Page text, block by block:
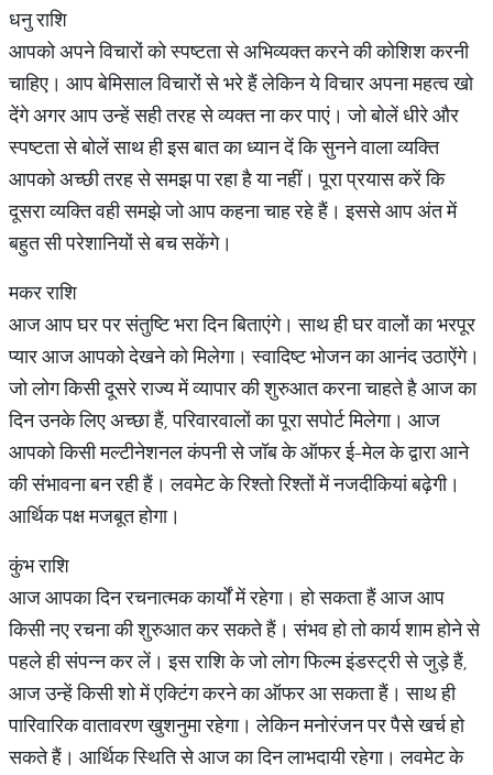
धनु राशि
आपको अपने विचारों को स्पष्टता से अभिव्यक्त करने की कोशिश करनी
चाहिए। आप बेमिसाल विचारों से भरे हैं लेकिन ये विचार अपना महत्व खो
देंगे अगर आप उन्हें सही तरह से व्यक्त ना कर पाएं। जो बोलें धीरे और
स्पष्टता से बोलें साथ ही इस बात का ध्यान दें कि सुनने वाला व्यक्ति
आपको अच्छी तरह से समझ पा रहा है या नहीं। पूरा प्रयास करें कि
दूसरा व्यक्ति वही समझे जो आप कहना चाह रहे हैं। इससे आप अंत में
बहुत सी परेशानियों से बच सकेंगे।
मकर राशि
आज आप घर पर संतुष्टि भरा दिन बिताएंगे। साथ ही घर वालों का भरपूर
प्यार आज आपको देखने को मिलेगा। स्वादिष्ट भोजन का आनंद उठाऐंगे।
जो लोग किसी दूसरे राज्य में व्यापार की शुरुआत करना चाहते है आज का
दिन उनके लिए अच्छा हैं, परिवारवालों का पूरा सपोर्ट मिलेगा। आज
आपको किसी मल्टीनेशनल कंपनी से जॉब के ऑफर ई-मेल के द्वारा आने
की संभावना बन रही हैं। लवमेट के रिश्तो रिश्तों में नजदीकियां बढ़ेगी।
आर्थिक पक्ष मजबूत होगा।
कुंभ राशि
आज आपका दिन रचनात्मक कार्यों में रहेगा। हो सकता हैं आज आप
किसी नए रचना की शुरुआत कर सकते हैं। संभव हो तो कार्य शाम होने से
पहले ही संपन्न कर लें। इस राशि के जो लोग फिल्म इंडस्ट्री से जुड़े हैं,
आज उन्हें किसी शो में एक्टिंग करने का ऑफर आ सकता हैं। साथ ही
पारिवारिक वातावरण खुशनुमा रहेगा। लेकिन मनोरंजन पर पैसे खर्च हो
सकते हैं। आर्थिक स्थिति से आज का दिन लाभदायी रहेगा। लवमेट के